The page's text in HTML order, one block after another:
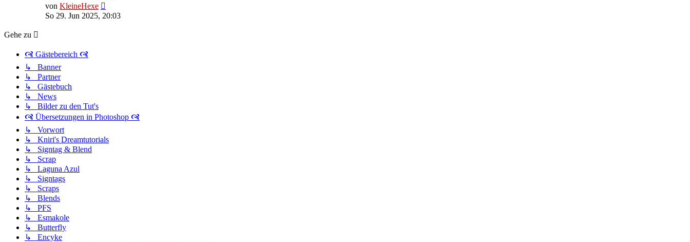
von KleineHexe
Beitrag
So 29. Jun 2025, 20:03
Gehe zu
🙧 Gästebereich 🙧
↳ Banner
↳ Partner
↳ Gästebuch
↳ News
↳ Bilder zu den Tut's
🙧 Übersetzungen in Photoshop 🙧
↳ Vorwort
↳ Kniri's Dreamtutorials
↳ Signtag & Blend
↳ Scrap
↳ Laguna Azul
↳ Signtags
↳ Scraps
↳ Blends
↳ PFS
↳ Esmakole
↳ Butterfly
↳ Encyke